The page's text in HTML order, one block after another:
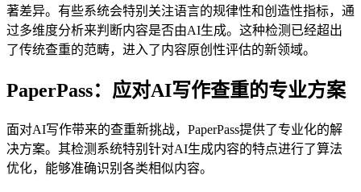
著差异。有些系统会特别关注语言的规律性和创造性指标，通
过多维度分析来判断内容是否由AI生成。这种检测已经超出
了传统查重的范畴，进入了内容原创性评估的新领域。
PaperPass：应对AI写作查重的专业方案
面对AI写作带来的查重新挑战，PaperPass提供了专业化的解
决方案。其检测系统特别针对AI生成内容的特点进行了算法
优化，能够准确识别各类相似内容。